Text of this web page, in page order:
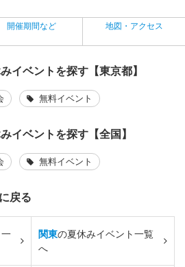
開催期間など 地図・アクセス
イベントを探す【東京都】
無料イベント
イベントを探す【全国】
無料イベント
戻る
関東の夏休みイベント一覧
へ